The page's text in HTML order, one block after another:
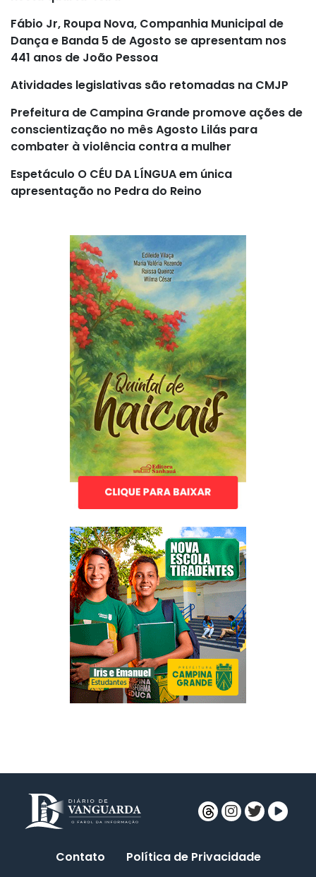
Fábio Jr, Roupa Nova, Companhia Municipal de
Dança e Banda 5 de Agosto se apresentam nos
441 anos de João Pessoa
Atividades legislativas são retomadas na CMJP
Prefeitura de Campina Grande promove ações de
conscientização no mês Agosto Lilás para
combater à violência contra a mulher
Espetáculo O CÉU DA LÍNGUA em única
apresentação no Pedra do Reino
Contato Política de Privacidade